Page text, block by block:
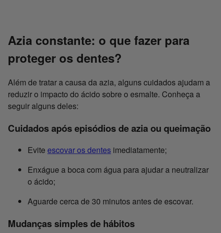
Azia constante: o que fazer para
proteger os dentes?
Além de tratar a causa da azia, alguns cuidados ajudam a
reduzir o impacto do ácido sobre o esmalte. Conheça a
seguir alguns deles:
Cuidados após episódios de azia ou queimação
Evite escovar os dentes imediatamente;
Enxágue a boca com água para ajudar a neutralizar
o ácido;
Aguarde cerca de 30 minutos antes de escovar.
Mudanças simples de hábitos